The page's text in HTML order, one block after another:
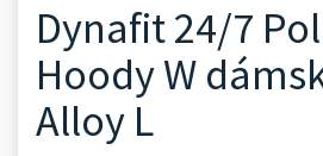
Dynafit 24/7
Hoody W
Alloy L